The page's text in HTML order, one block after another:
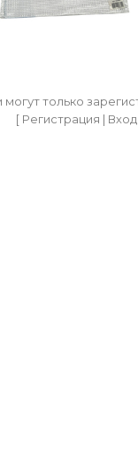
только
[ Регистрация | Вход